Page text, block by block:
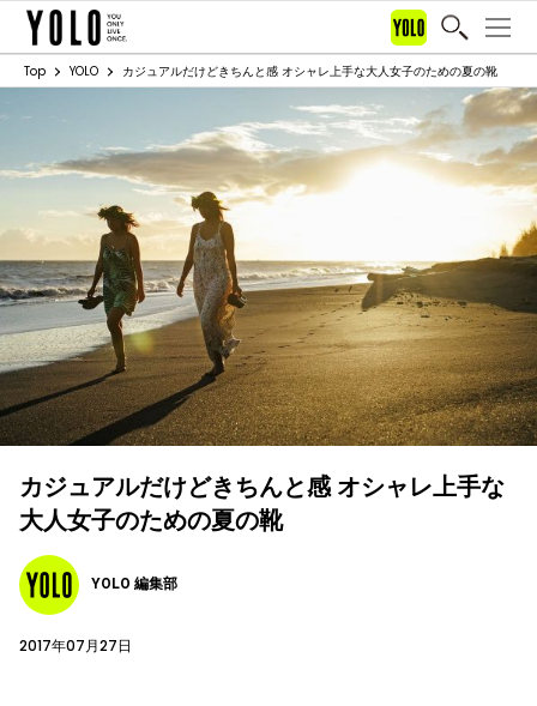
Top YOLO カジュアルだけどきちんと感 オシャレ上手な大人女子のための夏の靴
カジュアルだけどきちんと感 オシャレ上手な
大人女子のための夏の靴
YOLO 編集部
2017年07月27日